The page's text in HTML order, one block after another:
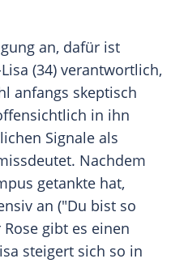
an, dafür ist
(34) verantwortlich,
anfangs skeptisch
in ihn
Signale als
Nachdem
getankte hat,
an ("Du bist so
gibt es einen
steigert sich so in